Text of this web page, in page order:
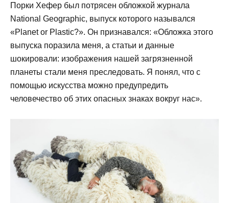
Порки Хефер был потрясен обложкой журнала
National Geographic, выпуск которого назывался
«Planet or Plastic?». Он признавался: «Обложка этого
выпуска поразила меня, а статьи и данные
шокировали: изображения нашей загрязненной
планеты стали меня преследовать. Я понял, что с
помощью искусства можно предупредить
человечество об этих опасных знаках вокруг нас».